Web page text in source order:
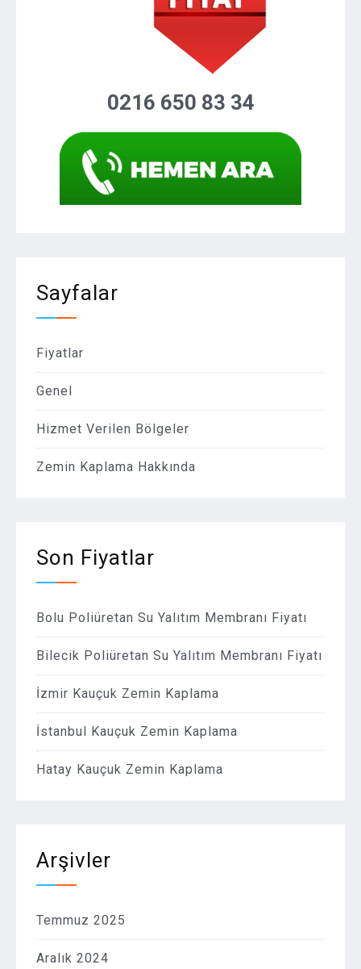
0216 650 83 34
Sayfalar
Fiyatlar
Genel
Hizmet Verilen Bölgeler
Zemin Kaplama Hakkında
Son Fiyatlar
Bolu Poliüretan Su Yalıtım Membranı Fiyatı
Bilecik Poliüretan Su Yalıtım Membranı Fiyatı
İzmir Kauçuk Zemin Kaplama
İstanbul Kauçuk Zemin Kaplama
Hatay Kauçuk Zemin Kaplama
Arşivler
Temmuz 2025
Aralık 2024